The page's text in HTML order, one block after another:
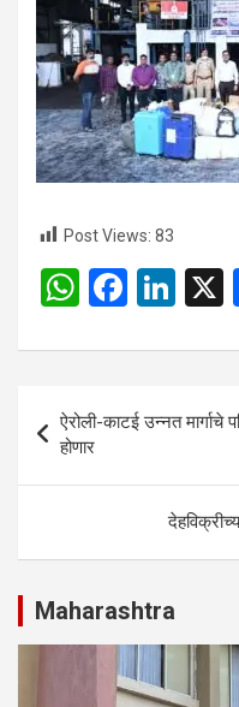
Post Views: 83
W
at
s
A
p
F
ce
b
o
o
Li
ke
n
Post
navigation
ऐरोली-काटई उन्नत
होणार
Maharashtra